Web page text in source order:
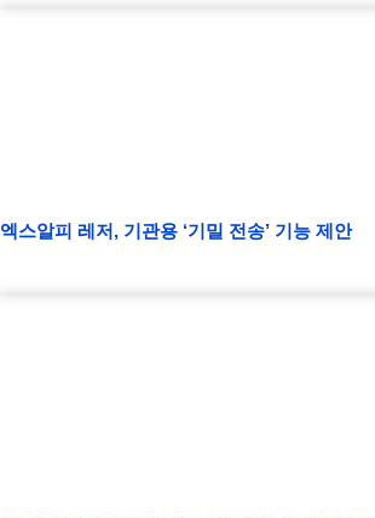
엑스알피 레저, 기관용 ‘기밀 전송’ 기능 제안